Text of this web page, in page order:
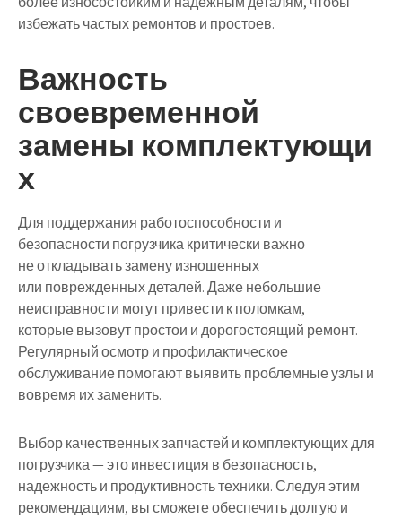
избежать частых ремонтов и простоев.
Важность
своевременной
замены комплектующи
х
Для поддержания работоспособности и
безопасности погрузчика критически важно
не откладывать замену изношенных
или поврежденных деталей. Даже небольшие
неисправности могут привести к поломкам,
которые вызовут простои и дорогостоящий ремонт.
Регулярный осмотр и профилактическое
обслуживание помогают выявить проблемные узлы и
вовремя их заменить.
Выбор качественных запчастей и комплектующих для
погрузчика — это инвестиция в безопасность,
надежность и продуктивность техники. Следуя этим
рекомендациям, вы сможете обеспечить долгую и